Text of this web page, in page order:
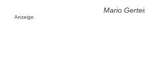
Mario
Anzeige